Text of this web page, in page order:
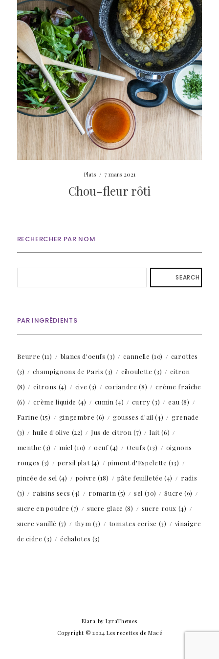
Plats / 7 mars 2021
Chou-fleur rôti
RECHERCHER PAR NOM
SEARCH
PAR INGRÉDIENTS
Beurre (11) blancs d'oeufs (3) cannelle (10)
carottes
(3)
champignons de Paris (3) ciboulette (3)
citron
(8)
citrons (4) cive (3) coriandre (8)
crème fraîche
(6)
crème liquide (4) cumin (4) curry (3) eau (8)
Farine (15) gingembre (6) gousses d'ail (4)
grenade
(3)
huile d'olive (22) Jus de citron (7) lait(6)
menthe (3) miel (10) oeuf(4) Oeufs (13)
oignons
rouges (3) persil plat(4) piment d'Espelette (13)
pincée de sel (4) poivre (18) pâte feuilletée (4)
radis
(3)
raisins secs (4) romarin (5) sel (30) Sucre (9)
sucre en poudre (7) sucre glace (8) sucre roux (4)
sucre vanillé (7) thym (3) tomates cerise (3)
vinaigre
de cidre (3) échalotes (3)
Elara by LyraThemes
Copyright © 2024 Les recettes de Macé